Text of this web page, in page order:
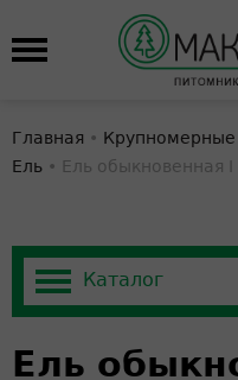
Главная • Крупномерные
Ель • Ель обыкновенная I
Ель